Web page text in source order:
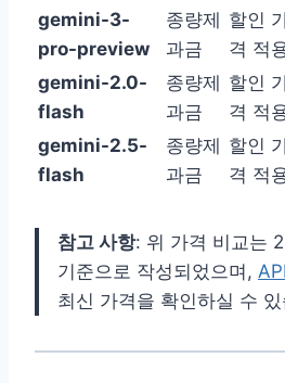
gemini-3-
pro-preview
종량제
과금
할인
격 적
gemini-2.0-
flash
종량제
과금
할인
격 적
gemini-2.5-
flash
종량제
과금
할인
격 적
참고 사항: 위 가격 비교는
기준으로 작성되었으며,
최신 가격을 확인하실 수